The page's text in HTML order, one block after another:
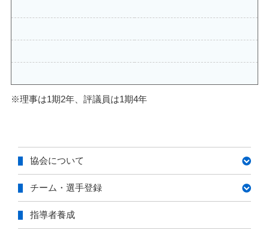
※理事は1期2年、評議員は1期4年
協会について
チーム・選手登録
指導者養成